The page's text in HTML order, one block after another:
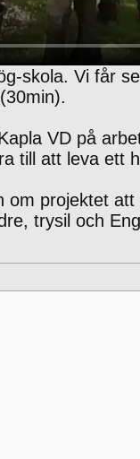
skola. Vi får
VD på
till att leva ett
om projektet att
trysil och